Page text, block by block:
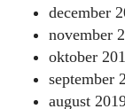
december
november
oktober
september
august